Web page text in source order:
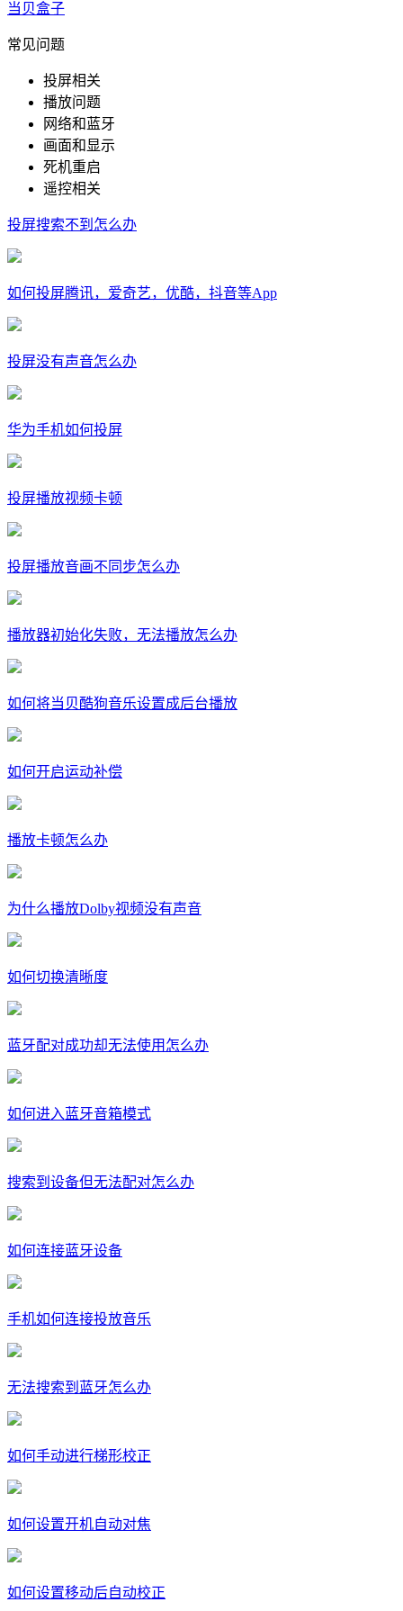
当贝盒子
常见问题
投屏相关
播放问题
网络和蓝牙
画面和显示
死机重启
遥控相关
投屏搜索不到怎么办
如何投屏腾讯，爱奇艺，优酷，抖音等App
投屏没有声音怎么办
华为手机如何投屏
投屏播放视频卡顿
投屏播放音画不同步怎么办
播放器初始化失败，无法播放怎么办
如何将当贝酷狗音乐设置成后台播放
如何开启运动补偿
播放卡顿怎么办
为什么播放Dolby视频没有声音
如何切换清晰度
蓝牙配对成功却无法使用怎么办
如何进入蓝牙音箱模式
搜索到设备但无法配对怎么办
如何连接蓝牙设备
手机如何连接投放音乐
无法搜索到蓝牙怎么办
如何手动进行梯形校正
如何设置开机自动对焦
如何设置移动后自动校正